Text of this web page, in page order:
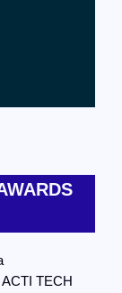
TECH